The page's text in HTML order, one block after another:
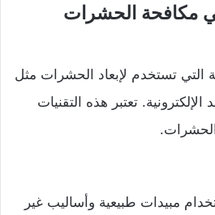
في مكافحة الحشرات
التي تستخدم لإبعاد الحشرات مثل
تعتبر هذه التقنيات
مبيدات طبيعية وأساليب غير